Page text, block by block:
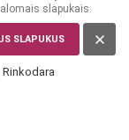
slapukais.
SLAPUKUS
Rinkodara